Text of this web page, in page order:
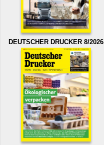
DEUTSCHER DRUCKER 8/2026